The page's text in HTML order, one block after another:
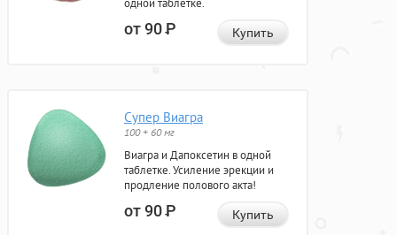
одной таблетке.
от 90Р Купить
Супер Виагра
100 + 60 мг
Виагра и Дапоксетин в одной
таблетке. Усиление эрекции и
продление полового акта!
от 90Р Купить